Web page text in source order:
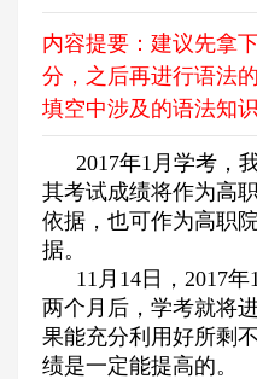
内容提要：建议先拿
分，之后再进行语法
填空中涉及的语法知
2017年1 月学考，
其考试成绩将作为高
依据，也可作为高职
据。
11 月 14 日， 2017年
两个月后，学考就将
果能充分利用好所剩
绩是一定能提高的。